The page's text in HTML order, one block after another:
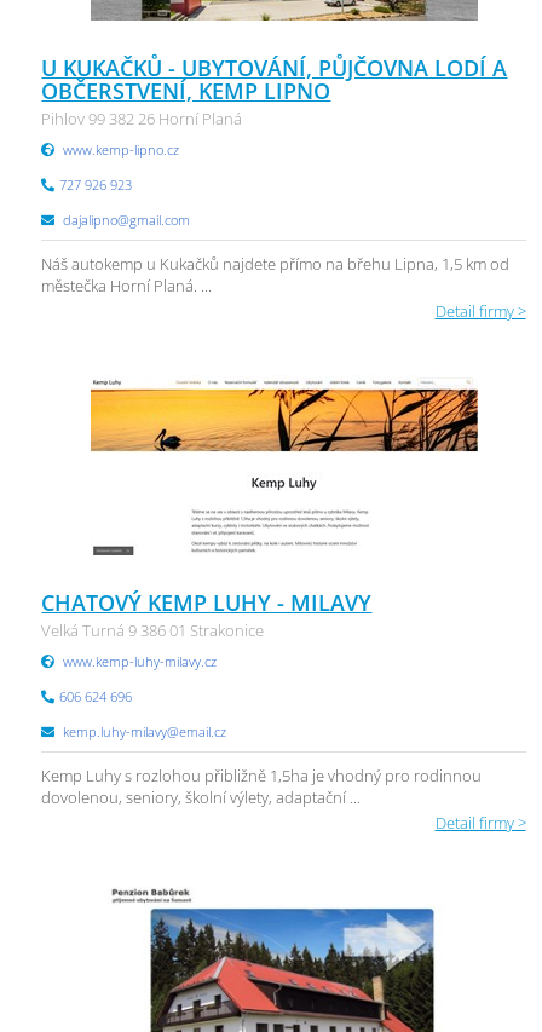
U KUKAČKŮ - UBYTOVÁNÍ, PŮJČOVNA LODÍ A
OBČERSTVENÍ, KEMP LIPNO
Pihlov 99 382 26 Horní Planá
www.kemp-lipno.cz
727 926 923
dajalipno@gmail.com
Náš autokemp u Kukačků najdete přímo na břehu Lipna, 1,5 km od
městečka Horní Planá. ...
Detail firmy >
CHATOVÝ KEMP LUHY - MILAVY
Velká Turná 9 386 01 Strakonice
www.kemp-luhy-milavy.cz
606 624 696
kemp.luhy-milavy@email.cz
Kemp Luhy s rozlohou přibližně 1,5ha je vhodný pro rodinnou
dovolenou, seniory, školní výlety, adaptační ...
Detail firmy >